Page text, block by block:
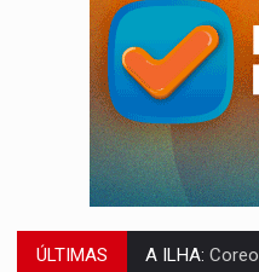
ÚLTIMAS ELEIÇÕES